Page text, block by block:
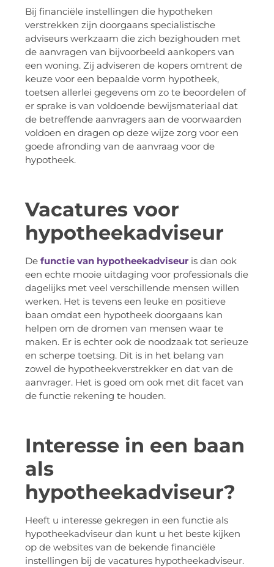
Bij financiële instellingen die hypotheken
verstrekken zijn doorgaans specialistische
adviseurs werkzaam die zich bezighouden met
de aanvragen van bijvoorbeeld aankopers van
een woning. Zij adviseren de kopers omtrent de
keuze voor een bepaalde vorm hypotheek,
toetsen allerlei gegevens om zo te beoordelen of
er sprake is van voldoende bewijsmateriaal dat
de betreffende aanvragers aan de voorwaarden
voldoen en dragen op deze wijze zorg voor een
goede afronding van de aanvraag voor de
hypotheek.
Vacatures voor
hypotheekadviseur
De functie van hypotheekadviseur is dan ook
een echte mooie uitdaging voor professionals die
dagelijks met veel verschillende mensen willen
werken. Het is tevens een leuke en positieve
baan omdat een hypotheek doorgaans kan
helpen om de dromen van mensen waar te
maken. Er is echter ook de noodzaak tot serieuze
en scherpe toetsing. Dit is in het belang van
zowel de hypotheekverstrekker en dat van de
aanvrager. Het is goed om ook met dit facet van
de functie rekening te houden.
Interesse in een baan
als
hypotheekadviseur?
Heeft u interesse gekregen in een functie als
hypotheekadviseur dan kunt u het beste kijken
op de websites van de bekende financiële
instellingen bij de vacatures hypotheekadviseur.